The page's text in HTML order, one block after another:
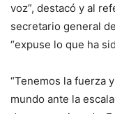
voz”, destacó y al
secretario general
“expuse lo que ha
“Tenemos la fuerza
mundo ante la